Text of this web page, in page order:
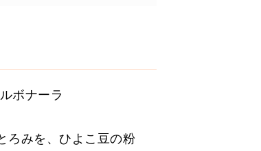
ボナーラ
ろみを、ひよこ豆の粉